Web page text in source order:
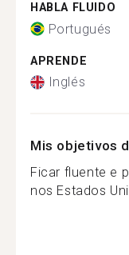
HABLA FLUIDO
Portugués
APRENDE
Inglés
Mis objetivos
Ficar fluente e
nos Estados